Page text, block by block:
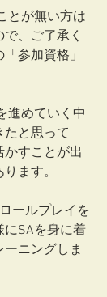
とが無い方は
、ご了承く
参加資格」
進めていく中
と思って
かすことが出
ます。
ールプレイを
にSAを身に着
ニングしま